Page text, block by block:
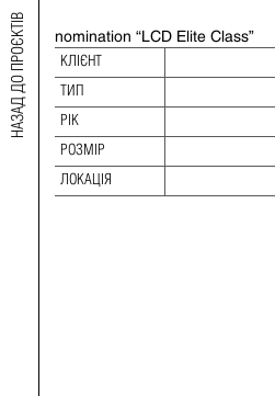
НАЗАД ДО ПРОЄКТІВ 2021 REAL ESTATE
ТИП:
РІК:
РОЗМІР:
ЛОКАЦІЯ:
nomination “LCD Elite Class”
КЛІЄНТ
ТИП
РІК
РОЗМІР
ЛОКАЦІЯ